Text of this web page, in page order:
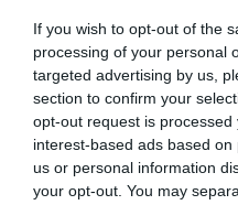
If you wish to opt-out of the
processing of your personal
targeted advertising by us,
section to confirm your
opt-out request is
interest-based ads based
us or personal information
your opt-out. You may
naționalitate sârbă, dar
pentru a-i stabili
Settimo Torinese
pentru a încerca
Între timp, reconstituirea